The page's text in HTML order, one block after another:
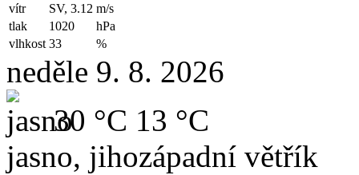
vítr SV, 3.12 m/s
tlak
1020
hPa
vlhkost 33 %
neděle 9. 8. 2026
30 °C 13 °C
jasno, jihozápadní větřík